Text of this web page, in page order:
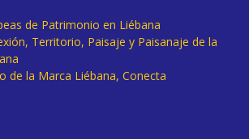
de Patrimonio en Liébana
Territorio, Paisaje y Paisanaje de la
de la Marca Liébana, Conecta